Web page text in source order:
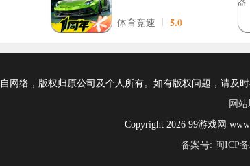
体育竞速 5.0
网络，版权归原公司及个人所有。如有版权问题，请及
网站
Copyright 2026 99游戏网
备案号: 闽ICP备